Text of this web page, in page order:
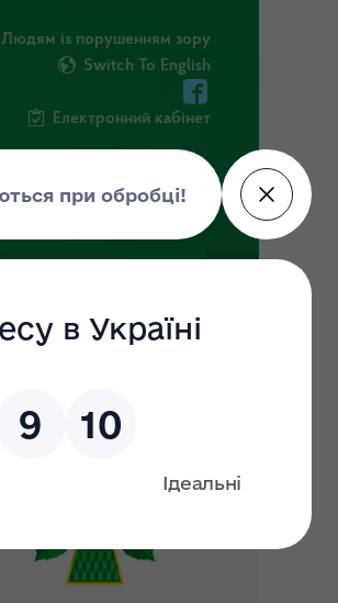
Людям із порушенням зору
Switch To English
Електронний кабінет